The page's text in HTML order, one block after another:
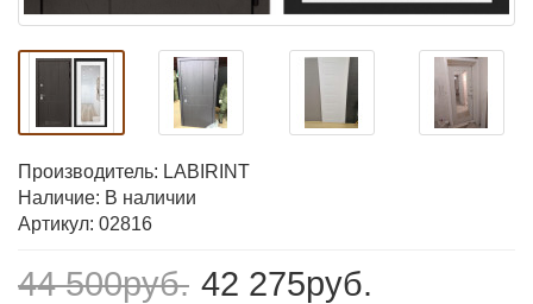
Производитель: LABIRINT
Наличие: В наличии
Артикул: 02816
44 500руб. 42 275руб.